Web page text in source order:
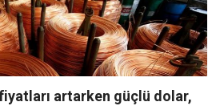
fiyatları artarken güçlü dolar,